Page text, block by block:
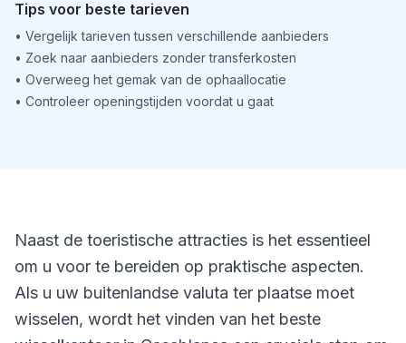
Tips voor beste tarieven
• Vergelijk tarieven tussen verschillende aanbieders
• Zoek naar aanbieders zonder transferkosten
• Overweeg het gemak van de ophaallocatie
• Controleer openingstijden voordat u gaat
Naast de toeristische attracties is het essentieel
om u voor te bereiden op praktische aspecten.
Als u uw buitenlandse valuta ter plaatse moet
wisselen, wordt het vinden van het beste